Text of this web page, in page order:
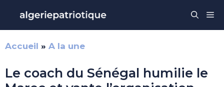
contenu
Accueil » A la une
Le coach du Sénégal humilie le